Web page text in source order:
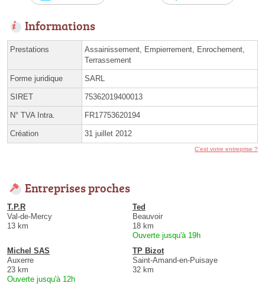
Informations
Prestations
Assainissement, Empierrement, Enrochement,
Terrassement
Forme juridique SARL
SIRET 75362019400013
N° TVA Intra. FR17753620194
Création 31 juillet 2012
C'est votre entreprise ?
Entreprises proches
T.P.R
Val-de-Mercy
13 km
Ted
Beauvoir
18 km
Ouverte jusqu'à 19h
Michel SAS
Auxerre
23 km
Ouverte jusqu'à 12h
TP Bizot
Saint-Amand-en-Puisaye
32 km